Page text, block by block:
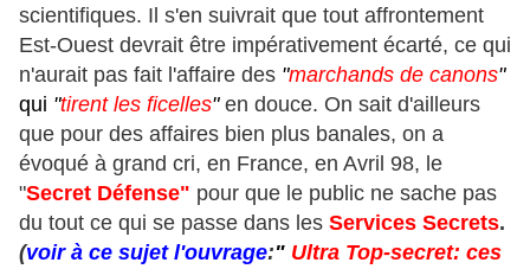
scientifiques. Il s'en suivrait que tout affrontement
Est-Ouest devrait être impérativement écarté, ce qui
n'aurait pas fait l'affaire des "marchands de canons"
qui "tirent les ficelles"en douce. On sait d'ailleurs
que pour des affaires bien plus banales, on a
évoqué à grand cri, en France, en Avril 98, le
"Secret Défense" pour que le public ne sache pas
du tout ce qui se passe dans les Services Secrets.
(voir à ce sujet l'ouvrage:" Ultra Top-secret: ces